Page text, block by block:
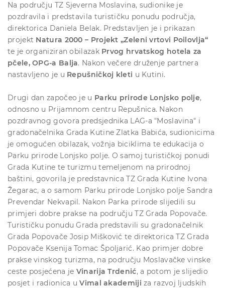
Na području TZ Sjeverna Moslavina, sudionike je
pozdravila i predstavila turističku ponudu područja,
direktorica Daniela Belak. Predstavljen je i prikazan
projekt Natura 2000 – Projekt „Zeleni vrtovi Poilovlja“
te je organiziran obilazak Prvog hrvatskog hotela za
pčele, OPG-a Balja. Nakon večere druženje partnera
nastavljeno je u Repušničkoj kleti u Kutini.
Drugi dan započeo je u Parku prirode Lonjsko polje,
odnosno u Prijamnom centru Repušnica. Nakon
pozdravnog govora predsjednika LAG-a "Moslavina" i
gradonačelnika Grada Kutine Zlatka Babića, sudionicima
je omogućen obilazak, vožnja biciklima te edukacija o
Parku prirode Lonjsko polje. O samoj turističkoj ponudi
Grada Kutine te turizmu temeljenom na prirodnoj
baštini, govorila je predstavnica TZ Grada Kutine Ivona
Žegarac, a o samom Parku prirode Lonjsko polje Sandra
Prevendar Nekvapil. Nakon Parka prirode slijedili su
primjeri dobre prakse na području TZ Grada Popovače.
Turističku ponudu Grada predstavili su gradonačelnik
Grada Popovače Josip Mišković te direktorica TZ Grada
Popovače Ksenija Tomac Špoljarić. Kao primjer dobre
prakse vinskog turizma, na području Moslavačke vinske
ceste posjećena je Vinarija Trdenić, a potom je slijedio
posjet i radionica uVimal akademijiza razvoj ljudskih